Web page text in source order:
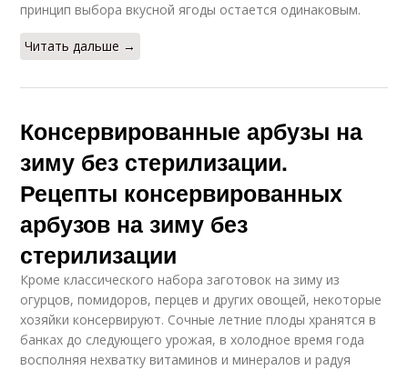
принцип выбора вкусной ягоды остается одинаковым.
Читать дальше →
Консервированные арбузы на
зиму без стерилизации.
Рецепты консервированных
арбузов на зиму без
стерилизации
Кроме классического набора заготовок на зиму из
огурцов, помидоров, перцев и других овощей, некоторые
хозяйки консервируют. Сочные летние плоды хранятся в
банках до следующего урожая, в холодное время года
восполняя нехватку витаминов и минералов и радуя